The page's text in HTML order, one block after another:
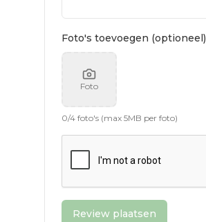
Foto's toevoegen (optioneel)
Foto
0/4 foto's (max 5MB per foto)
Review plaatsen